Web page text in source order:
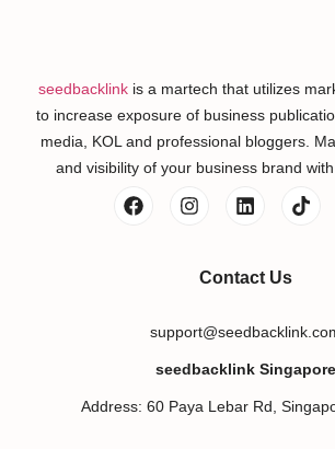
seedbacklinkis a martech that utilizes
to increase exposure of business
media, KOL and professional bloggers.
and visibility of your business brand
Contact Us
seedbacklink Singapore
Address: 60 Paya Lebar Rd,